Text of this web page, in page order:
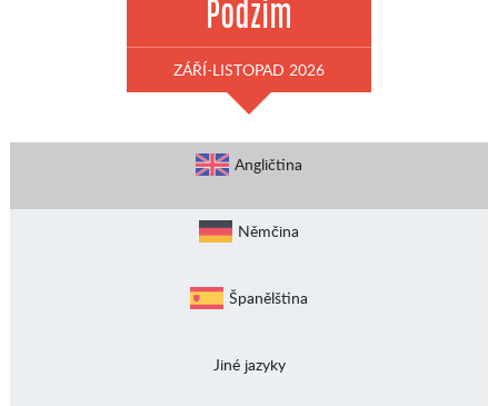
Podzim
ZÁŘÍ-LISTOPAD 2026
Angličtina
Němčina
Španělština
Jiné jazyky